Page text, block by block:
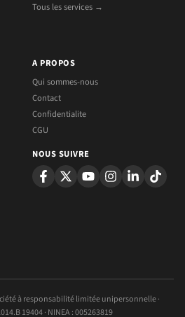
Tous les services →
A PROPOS
Qui sommes-nous
Contact
Confidentialite
CGU
NOUS SUIVRE
à responsabilité limitée unipersonnelle ·
19404 · NINEA : 005263819